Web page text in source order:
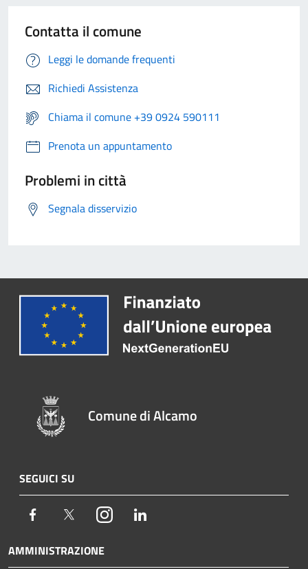
Contatta il comune
Leggi le domande frequenti
Richiedi Assistenza
Chiama il comune +39 0924 590111
Prenota un appuntamento
Problemi in città
Segnala disservizio
Comune di Alcamo
SEGUICI SU
Facebook TwitterInstagram
AMMINISTRAZIONE